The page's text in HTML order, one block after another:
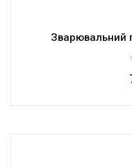
Зварювальний